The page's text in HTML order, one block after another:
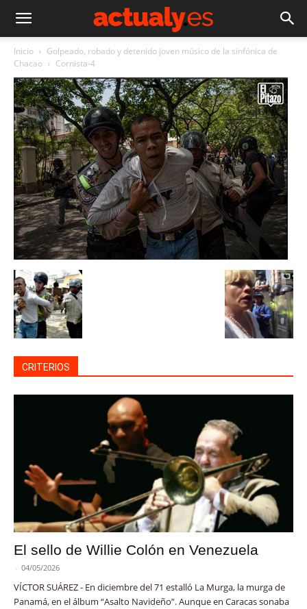
Inicio
Golpeado, robado y detenido joven músico de la sinfónica de
Chacao
Cornista-4
CRITERIOS
El sello de Willie Colón en Venezuela
- 04/05/2026
VÍCTOR SUÁREZ - En diciembre del 71 estalló La Murga, la murga de
Panamá, en el álbum “Asalto Navideño”. Aunque en Caracas sonaba